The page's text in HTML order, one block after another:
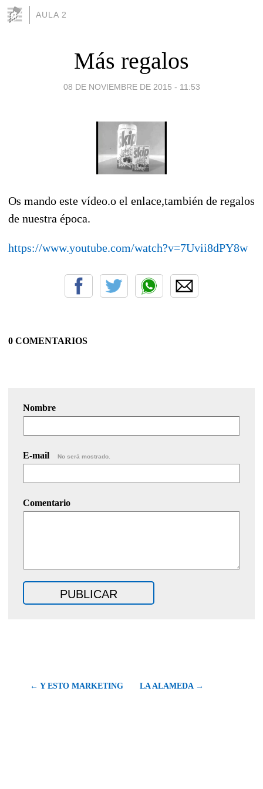
AULA 2
Más regalos
08 DE NOVIEMBRE DE 2015 - 11:53
Os mando este vídeo.o el enlace,también de regalos
de nuestra época.
https://www.youtube.com/watch?v=7Uvii8dPY8w
0 COMENTARIOS
Nombre
E-mail No será mostrado.
Comentario
← Y ESTO MARKETING LA ALAMEDA →